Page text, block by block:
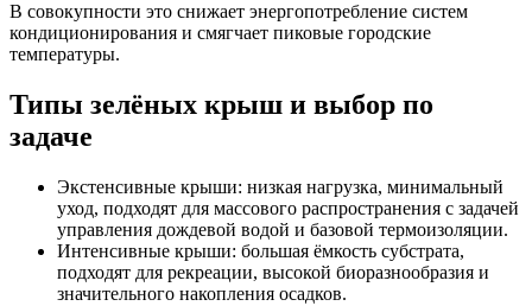
В совокупности это снижает энергопотребление систем
кондиционирования и смягчает пиковые городские
температуры.
Типы зелёных крыш и выбор по
задаче
Экстенсивные крыши: низкая нагрузка, минимальный
уход, подходят для массового распространения с задачей
управления дождевой водой и базовой термоизоляции.
Интенсивные крыши: большая ёмкость субстрата,
подходят для рекреации, высокой биоразнообразия и
значительного накопления осадков.